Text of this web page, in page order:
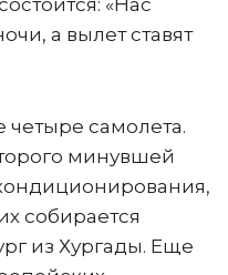
а вылет ставят
четыре самолета.
минувшей
собирается
из Хургады. Еще